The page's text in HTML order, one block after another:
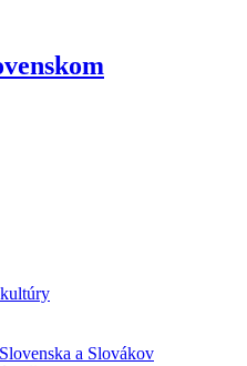
a Slovákov